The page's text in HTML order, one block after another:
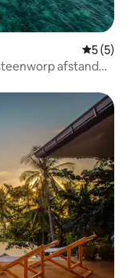
5 (5)
afstand